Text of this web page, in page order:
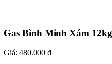
Gas Bình Minh Xám 12kg
Giá: 480.000 ₫